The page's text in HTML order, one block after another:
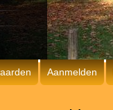
Aanmelden